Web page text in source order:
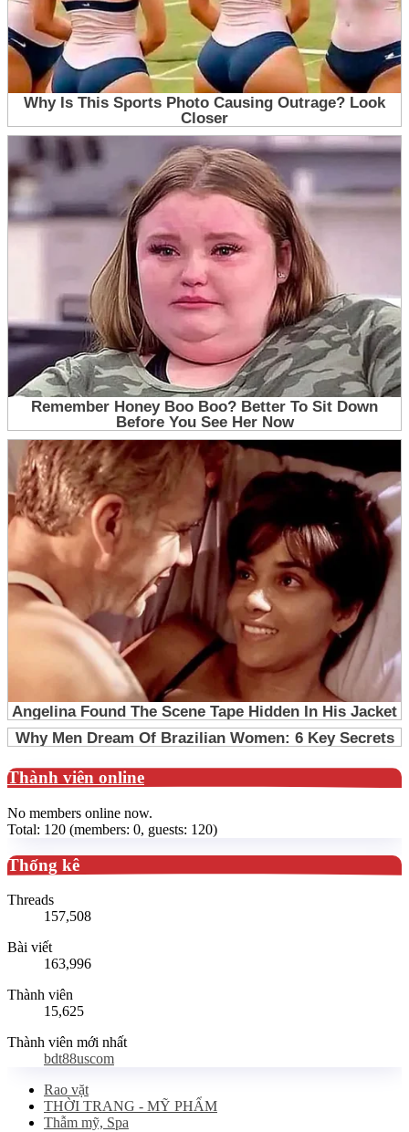
Thành viên online
No members online now.
Total: 120 (members: 0, guests: 120)
Thống kê
Threads
157,508
Bài viết
163,996
Thành viên
15,625
Thành viên mới nhất
bdt88uscom
Rao vặt
THỜI TRANG - MỸ PHẨM
Thẫm mỹ, Spa